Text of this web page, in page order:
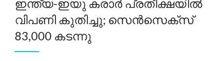
ഇന്ത്യ-ഇയു കരാർ പ്രതീക്ഷയിൽ
വിപണി കുതിച്ചു; സെൻസെക്‌സ്
83,000 കടന്നു